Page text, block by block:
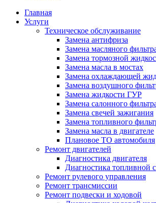
Главная
Услуги
Техническое обслуживание
Замена антифриза
Замена масляного
Замена тормозной
Замена масла в мостах
Замена охлаждающей
Замена воздушного
Замена жидкости ГУР
Замена салонного
Замена свечей зажигания
Замена топливного
Замена масла в двигателе
Плановое ТО автомобиля
Ремонт двигателей
Диагностика двигателя
Диагностика топливной
Ремонт рулевого управления
Ремонт трансмиссии
Ремонт подвески и ходовой